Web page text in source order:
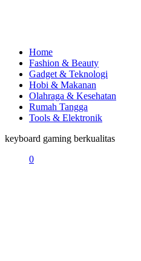
Home
Fashion & Beauty
Gadget & Teknologi
Hobi & Makanan
Olahraga & Kesehatan
Rumah Tangga
Tools & Elektronik
keyboard gaming berkualitas
0